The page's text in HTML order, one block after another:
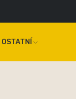
OSTATNÍ